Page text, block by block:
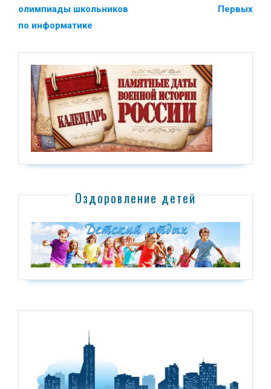
олимпиады школьников
по информатике
Первых
Оздоровление детей